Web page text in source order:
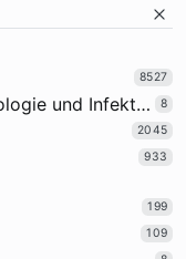
8527
Arzt/-ärztin Mikrobiologie, Virologie und Infektionsepidemiologie 8
2045
933
199
109